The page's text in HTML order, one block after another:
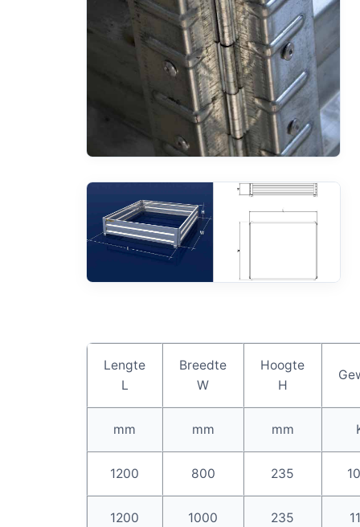
Lengte
L
Breedte
W
Hoogte
H
mm mm mm
1200 800 235
1200 1000 235